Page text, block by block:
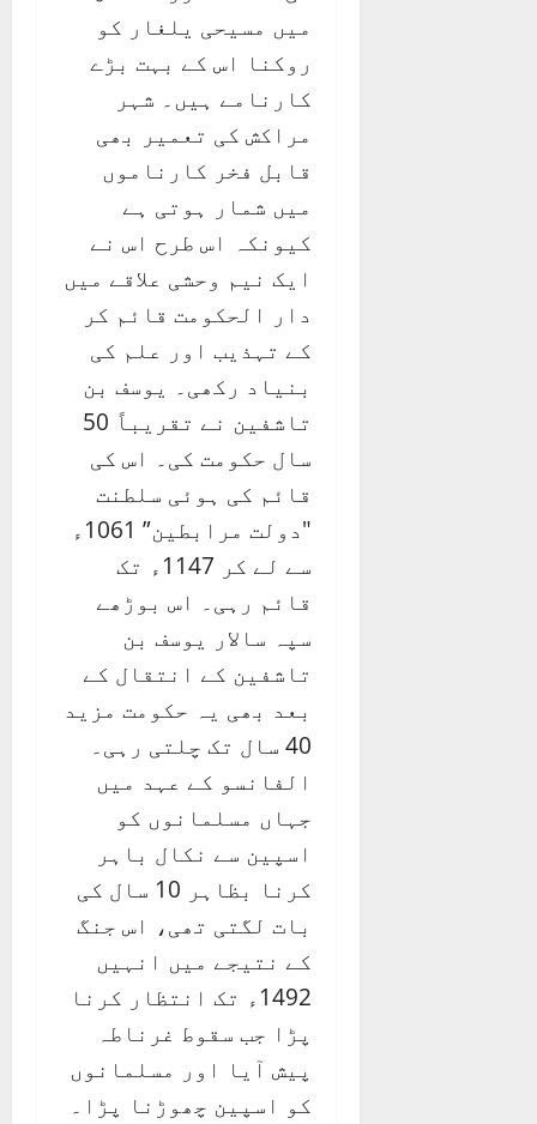
میں مسیحی یلغار کو
روکنا اس کے بہت بڑے
کارنامے ہیں۔ شہر
مراکش کی تعمیر بھی
قابل فخر کارناموں
میں شمار ہوتی ہے
کیونکہ اس طرح اس نے
ایک نیم وحشی علاقے میں
دار الحکومت قائم کر
کے تہذیب اور علم کی
بنیاد رکھی۔ یوسف بن
تاشفین نے تقریباً 50
سال حکومت کی۔ اس کی
قائم کی ہوئی سلطنت
"دولت مرابطین” 1061ء
سے لے کر 1147ء تک
قائم رہی۔ اس بوڑھے
سپہ سالار یوسف بن
تاشفین کے انتقال کے
بعد بھی یہ حکومت مزید
40 سال تک چلتی رہی۔
الفانسو کے عہد میں
جہاں مسلمانوں کو
اسپین سے نکال باہر
کرنا بظاہر 10 سال کی
بات لگتی تھی، اس جنگ
کے نتیجے میں انہیں
1492ء تک انتظار کرنا
پڑا جب سقوط غرناطہ
پیش آیا اور مسلمانوں
کو اسپین چھوڑنا پڑا۔